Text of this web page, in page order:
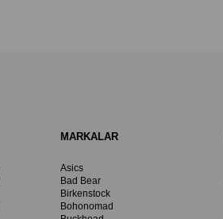
MARKALAR
Asics
Bad Bear
Birkenstock
Bohonomad